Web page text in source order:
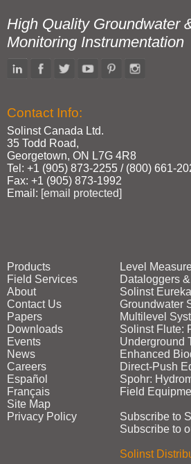
High Quality Groundwater
Monitoring Instrumentation
Contact Info:
Solinst Canada Ltd.
35 Todd Road,
Georgetown, ON L7G 4R8
Tel: +1 (905) 873‑2255 / (800)
Fax: +1 (905) 873‑1992
Email: [email protected]
Products
Field Services
About
Contact Us
Papers
Downloads
Events
News
Careers
Español
Français
Site Map
Privacy Policy
Level
Dataloggers
Solinst
Groundwater
Multilevel
Solinst Flute:
Underground
Enhanced
Direct‑Push
Spohr:
Field
Subscribe to
Subscribe to
Solinst